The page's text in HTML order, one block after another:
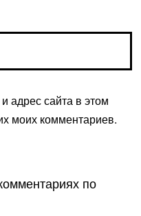
адрес сайта в этом
моих комментариев.
по